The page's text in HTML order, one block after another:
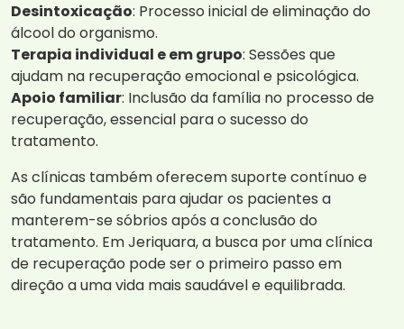
Desintoxicação: Processo inicial de eliminação do
álcool do organismo.
Terapia individual e em grupo: Sessões que
ajudam na recuperação emocional e psicológica.
Apoio familiar: Inclusão da família no processo de
recuperação, essencial para o sucesso do
tratamento.
As clínicas também oferecem suporte contínuo e
são fundamentais para ajudar os pacientes a
manterem-se sóbrios após a conclusão do
tratamento. Em Jeriquara, a busca por uma clínica
de recuperação pode ser o primeiro passo em
direção a uma vida mais saudável e equilibrada.